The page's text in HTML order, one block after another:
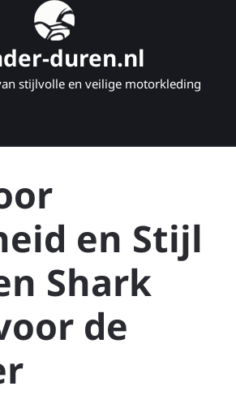
duren.nl
stijlvolle en veilige motorkleding
en Stijl
Shark
de